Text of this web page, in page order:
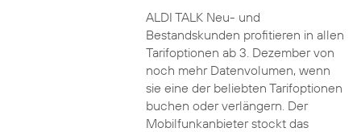
ALDI TALK Neu- und
Bestandskunden profitieren in allen
Tarifoptionen ab 3. Dezember von
noch mehr Datenvolumen, wenn
sie eine der beliebten Tarifoptionen
buchen oder verlängern. Der
Mobilfunkanbieter stockt das